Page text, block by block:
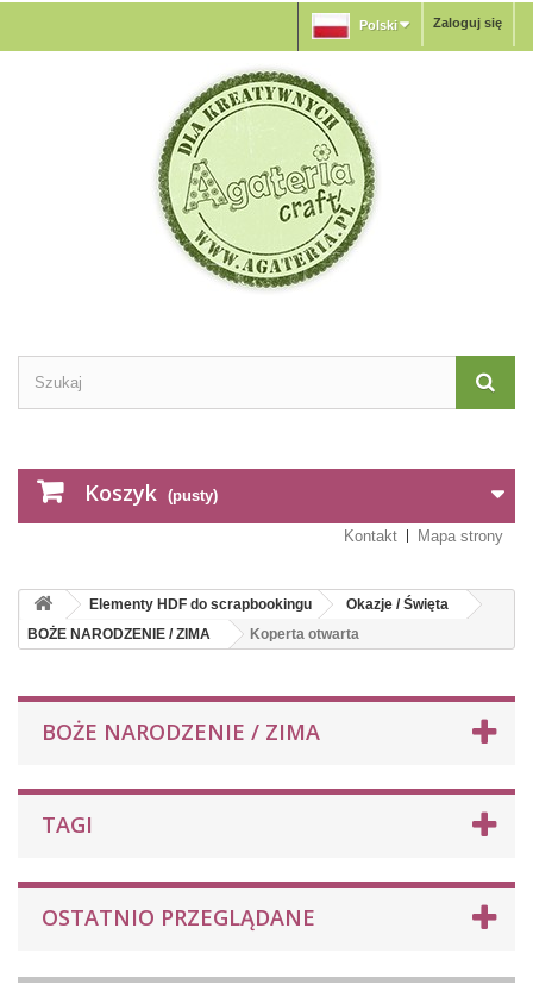
Zaloguj się
Polski
Koszyk (pusty)
Kontakt Mapa strony
Elementy HDF do scrapbookingu
Okazje / Święta
BOŻE NARODZENIE / ZIMA
Koperta otwarta
BOŻE NARODZENIE / ZIMA
TAGI
OSTATNIO PRZEGLĄDANE